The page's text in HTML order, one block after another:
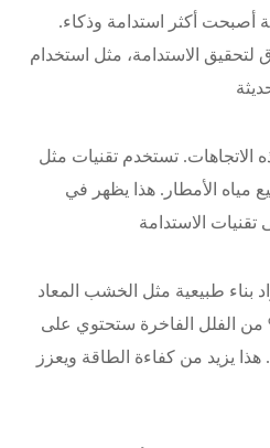
أصبحت أكثر استدامة وذكاء.
الاستدامة، مثل استخدام
الاتجاهات. تستخدم تقنيات مثل
مياه الأمطار. هذا يظهر في
بناء طبيعية مثل الخشب المعاد
والحجر الطبيعي. 30% من الفلل الفاخرة ستحتوي على
يزيد من كفاءة الطاقة ويعزز